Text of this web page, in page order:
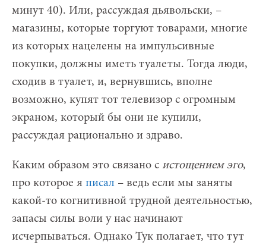
минут 40). Или, рассуждая дьявольски, –
магазины, которые торгуют товарами, многие
из которых нацелены на импульсивные
покупки, должны иметь туалеты. Тогда люди,
сходив в туалет, и, вернувшись, вполне
возможно, купят тот телевизор с огромным
экраном, который бы они не купили,
рассуждая рационально и здраво.
Каким образом это связано с истощением эго,
про которое я писал – ведь если мы заняты
какой-то когнитивной трудной деятельностью,
запасы силы воли у нас начинают
исчерпываться. Однако Тук полагает, что тут